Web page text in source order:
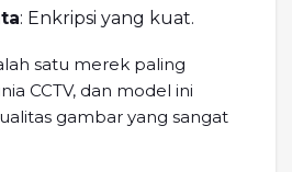
: Enkripsi yang kuat.
satu merek paling
CCTV, dan model ini
gambar yang sangat